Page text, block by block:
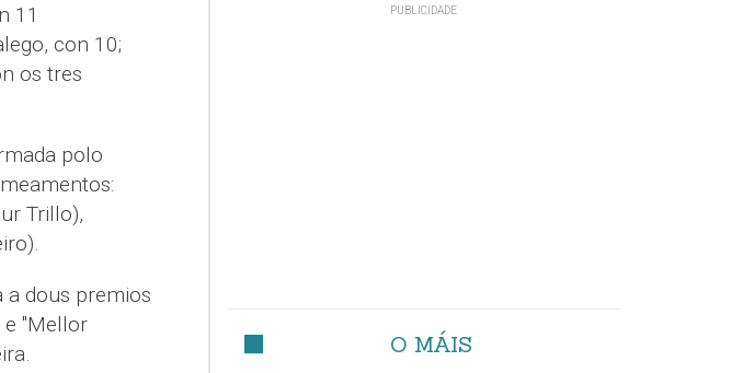
11
con 10;
os tres
polo
Trillo),
dous premios
e "Mellor
O MÁIS